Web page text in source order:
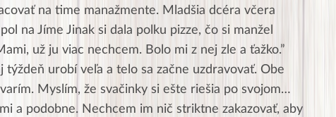
na time manažmente. Mladšia dcéra včera
na Jíme Jinak si dala polku pizze, čo si manžel
už ju viac nechcem. Bolo mi z nej zle a ťažko.”
týždeň urobí veľa a telo sa začne uzdravovať. Obe
Myslím, že svačinky si ešte riešia po svojom…
a podobne. Nechcem im nič striktne zakazovať, aby
obzvlášť velké poděkování, obdiv a
uznání pro hlavní dvojici Peťa a Gábi!! 👏